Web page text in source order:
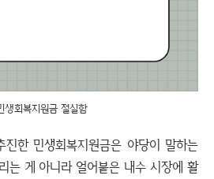
회복지원금 절실함
한 민생회복지원금은 야당이 말하는
는 게 아니라 얼어붙은 내수 시장에 활